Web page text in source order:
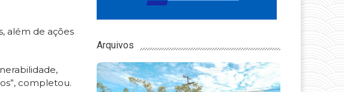
além de ações
completou.
Arquivos